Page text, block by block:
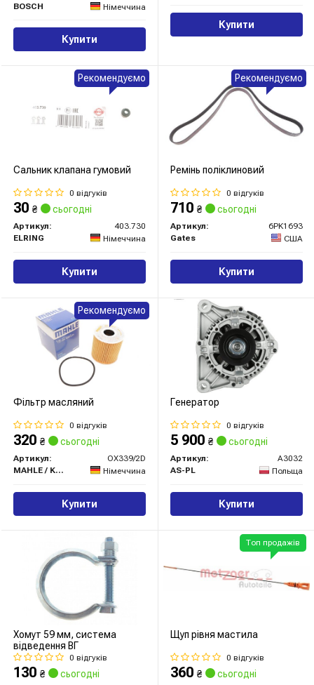
BOSCH
Німеччина
Купити
Купити
Сальник клапана гумовий
0 відгуків
30 ₴ сьогодні
Артикул:
403.730
ELRING
Німеччина
Купити
Рекомендуємо
Ремінь поліклиновий
0 відгуків
710 ₴ сьогодні
Артикул:
6PK1693
Gates
США
Купити
Рекомендуємо
Фільтр масляний
0 відгуків
320 ₴ сьогодні
Артикул:
OX339/2D
MAHLE / KNECHT
Німеччина
Купити
Рекомендуємо
Генератор
0 відгуків
5 900 ₴ сьогодні
Артикул:
A3032
AS-PL
Польща
Купити
Хомут 59 мм, система
відведення ВГ
0 відгуків
130 ₴ сьогодні
Щуп рівня мастила
0 відгуків
360 ₴ сьогодні
Топ продажів